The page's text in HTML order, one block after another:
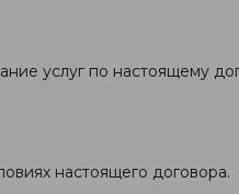
услуг по настоящему
настоящего договора.